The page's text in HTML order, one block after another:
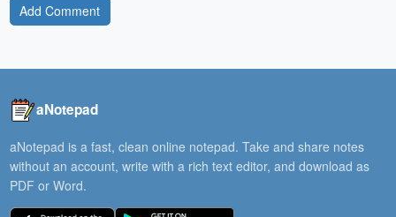
Add Comment
aNotepad
aNotepad is a fast, clean online notepad. Take and share notes
without an account, write with a rich text editor, and download as
PDF or Word.